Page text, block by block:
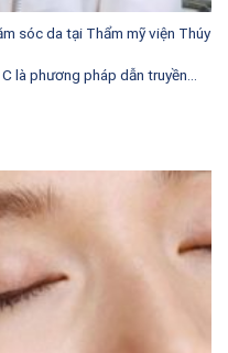
sóc da tại Thẩm mỹ viện Thúy
là phương pháp dẫn truyền...